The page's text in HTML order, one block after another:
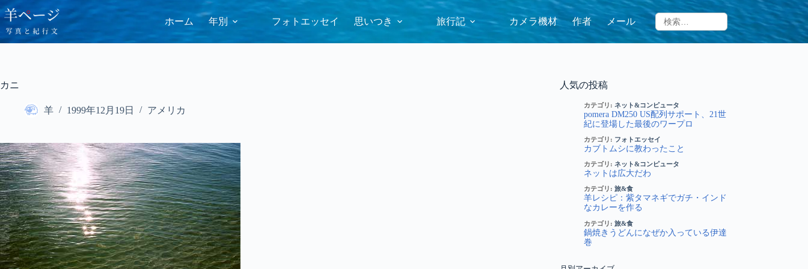
コ
ン
テ
ン
ス
ホーム 年別 フォトエッセイ 思いつき 旅行記 カメラ機材 作者 メール
カニ
羊 1999年12月19日 アメリカ
人気の投稿
pomera DM250 US配列サポート、21世
紀に登場した最後のワープロ
カテゴリ:ネット&コンピュータ
カブトムシに教わったこと
カテゴリ: フォトエッセイ
ネットは広大だわ
カテゴリ:ネット&コンピュータ
羊レシピ：紫タマネギでガチ・インド
なカレーを作る
カテゴリ:旅&食
鍋焼きうどんになぜか入っている伊達
巻
カテゴリ:旅&食